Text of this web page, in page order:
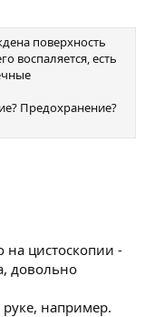
поверхность
воспаляется, есть
Предохранение?
на цистоскопии -
довольно
например.